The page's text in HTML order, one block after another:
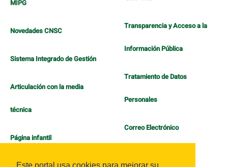
Este portal usa cookies para mejorar su
MIPG
Novedades CNSC
Sistema Integrado de Gestión
Articulación con la media
técnica
Página infantil
Transparencia y Acceso a la
Información Pública
Tratamiento de Datos
Personales
Correo Electrónico